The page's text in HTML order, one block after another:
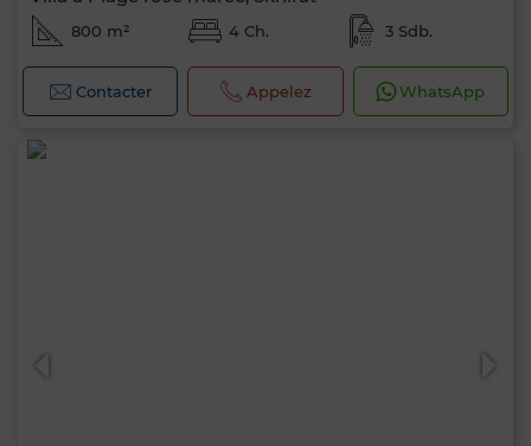
800 m² 4 Ch. 3 Sdb.
Contacter Appelez WhatsApp